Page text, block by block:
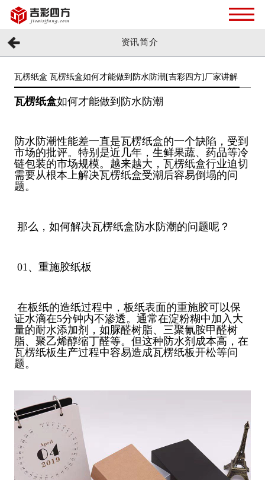
资讯简介
瓦楞纸盒 瓦楞纸盒如何才能做到防水防潮[吉彩四方]厂家讲解
瓦楞纸盒如何才能做到防水防潮
防水防潮性能差一直是瓦楞纸盒的一个缺陷，受到
市场的批评。特别是近几年，生鲜果蔬、药品等冷
链包装的市场规模。越来越大，瓦楞纸盒行业迫切
需要从根本上解决瓦楞纸盒受潮后容易倒塌的问
题。
那么，如何解决瓦楞纸盒防水防潮的问题呢？
01、重施胶纸板
在板纸的造纸过程中，板纸表面的重施胶可以保
证水滴在5分钟内不渗透。通常在淀粉糊中加入大
量的耐水添加剂，如脲醛树脂、三聚氰胺甲醛树
脂、聚乙烯醇缩丁醛等。但这种防水剂成本高，在
瓦楞纸板生产过程中容易造成瓦楞纸板开松等问
题。